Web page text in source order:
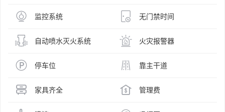
监控系统 无门禁时间
自动喷水灭火系统 火灾报警器
停车位 靠主干道
家具齐全 管理费